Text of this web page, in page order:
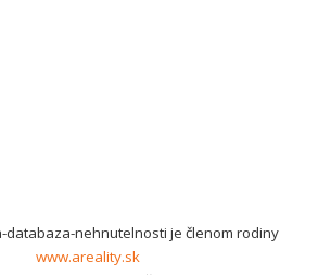
databaza-nehnutelnosti je členom rodiny
www.areality.sk